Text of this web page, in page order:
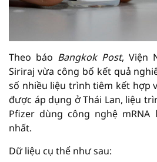
Theo báo Bangkok Post, Viện
Siriraj vừa công bố kết quả
số nhiều liệu trình tiêm kết hợp
được áp dụng ở Thái Lan, liệu
Pfizer dùng công nghệ
nhất.
Dữ liệu cụ thể như sau: